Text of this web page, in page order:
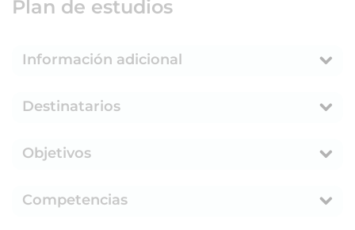
Plan de estudios
Información adicional
Destinatarios
Objetivos
Competencias